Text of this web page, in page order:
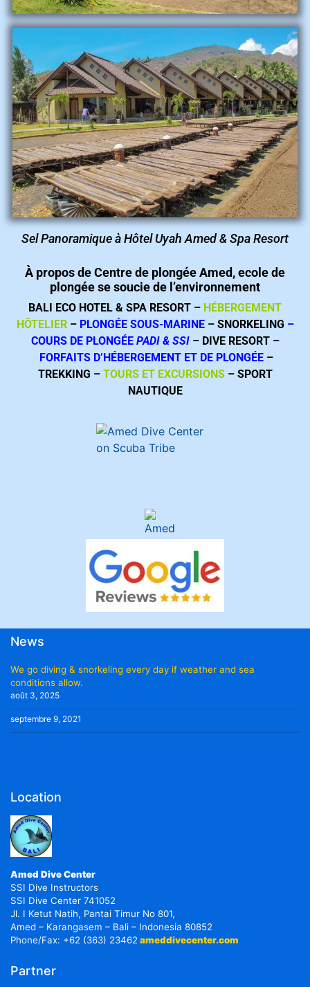
Sel Panoramique à Hôtel Uyah Amed & Spa Resort
À propos de Centre de plongée Amed, ecole de
plongée se soucie de l’environnement
BALI ECO HOTEL & SPA RESORT – HÉBERGEMENT
HÔTELIER– PLONGÉE SOUS-MARINE– SNORKELING –
COURS DE PLONGÉE PADI & SSI– DIVE RESORT –
FORFAITS D’HÉBERGEMENT ET DE PLONGÉE –
TREKKING – TOURS ET EXCURSIONS– SPORT
NAUTIQUE
News
We go diving & snorkeling every day if weather and sea
conditions allow.
août 3, 2025
septembre 9, 2021
Location
Amed Dive Center
SSI Dive Instructors
SSI Dive Center 741052
Jl. I Ketut Natih, Pantai Timur No 801,
Amed – Karangasem – Bali – Indonesia 80852
Phone/Fax: +62 (363) 23462ameddivecenter.com
Partner